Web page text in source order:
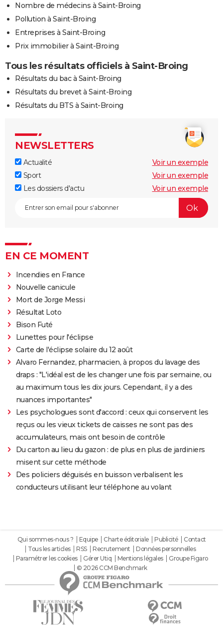
Nombre de médecins à Saint-Broing
Pollution à Saint-Broing
Entreprises à Saint-Broing
Prix immobilier à Saint-Broing
Tous les résultats officiels à Saint-Broing
Résultats du bac à Saint-Broing
Résultats du brevet à Saint-Broing
Résultats du BTS à Saint-Broing
NEWSLETTERS
Actualité
Voir un exemple
Sport
Voir un exemple
Les dossiers d'actu
Voir un exemple
EN CE MOMENT
Incendies en France
Nouvelle canicule
Mort de Jorge Messi
Résultat Loto
Bison Futé
Lunettes pour l'éclipse
Carte de l'éclipse solaire du 12 août
Alvaro Fernandez, pharmacien, à propos du lavage des
draps : "L'idéal est de les changer une fois par semaine, ou
au maximum tous les dix jours. Cependant, il y a des
nuances importantes"
Les psychologues sont d'accord : ceux qui conservent les
reçus ou les vieux tickets de caisses ne sont pas des
accumulateurs, mais ont besoin de contrôle
Du carton au lieu du gazon : de plus en plus de jardiniers
misent sur cette méthode
Des policiers déguisés en buisson verbalisent les
conducteurs utilisant leur téléphone au volant
Qui sommes-nous ? Equipe Charte éditoriale Publicité
Contact
Tous les articles
RSS Recrutement
Données personnelles
Paramétrer les cookies
Gérer Utiq Mentions légales
Groupe Figaro
© 2026 CCM Benchmark